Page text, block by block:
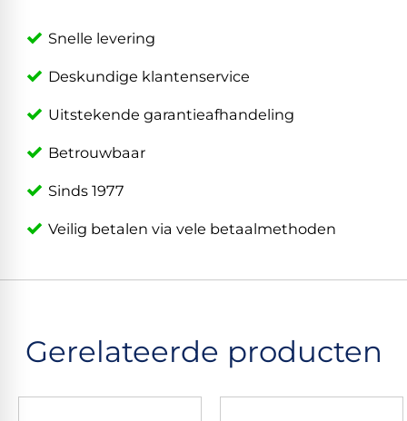
Snelle levering
Deskundige klantenservice
Uitstekende garantieafhandeling
Betrouwbaar
Sinds 1977
Veilig betalen via vele betaalmethoden
Gerelateerde producten